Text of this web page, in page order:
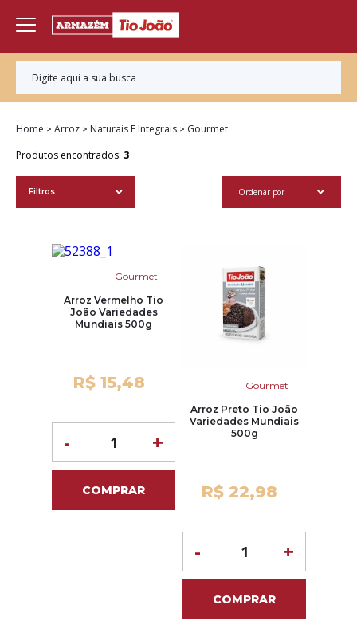
Home Arroz Naturais E Integrais
Gourmet
Produtos encontrados: 3
Filtros Ordenar por
Gourmet
Arroz Vermelho Tio
João Variedades
Mundiais 500g
R$ 15,48
+
-
COMPRAR
Gourmet
Arroz Preto Tio João
Variedades Mundiais
500g
R$ 22,98
+
-
COMPRAR